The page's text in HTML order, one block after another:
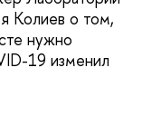
Колиев о том,
нужно
19 изменил